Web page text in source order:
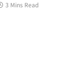
3 Mins Read